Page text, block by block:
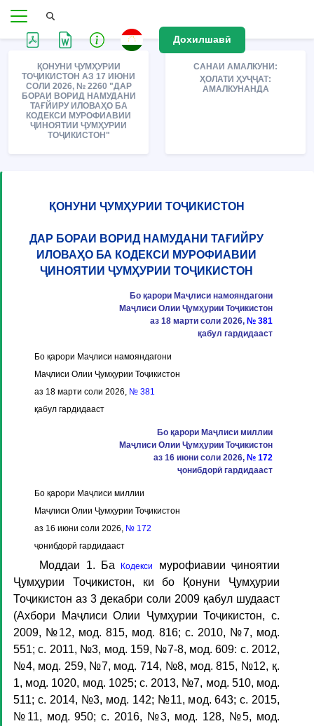
Дохилшавӣ
ҚОНУНИ ҶУМҲУРИИ
ТОҶИКИСТОН АЗ 17 ИЮНИ
СОЛИ 2026, № 2260 "ДАР
БОРАИ ВОРИД НАМУДАНИ
ТАҒЙИРУ ИЛОВАҲО БА
КОДЕКСИ МУРОФИАВИИ
ҶИНОЯТИИ ҶУМҲУРИИ
ТОҶИКИСТОН"
САНАИ АМАЛКУНИ:
ҲОЛАТИ ҲУҶҶАТ:
АМАЛКУНАНДА
ҚОНУНИ ҶУМҲУРИИ ТОҶИКИСТОН
ДАР БОРАИ ВОРИД НАМУДАНИ ТАҒИЙРУ
ИЛОВАҲО БА КОДЕКСИ МУРОФИАВИИ
ҶИНОЯТИИ ҶУМҲУРИИ ТОҶИКИСТОН
Бо қарори Маҷлиси намояндагони
Маҷлиси Олии Ҷумҳурии Тоҷикистон
аз 18 марти соли 2026, № 381
қабул гардидааст
Бо қарори Маҷлиси намояндагони
Маҷлиси Олии Ҷумҳурии Тоҷикистон
аз 18 марти соли 2026, № 381
қабул гардидааст
Бо қарори Маҷлиси миллии
Маҷлиси Олии Ҷумҳурии Тоҷикистон
аз 16 июни соли 2026, № 172
ҷонибдорӣ гардидааст
Бо қарори Маҷлиси миллии
Маҷлиси Олии Ҷумҳурии Тоҷикистон
аз 16 июни соли 2026, № 172
ҷонибдорӣ гардидааст
Моддаи 1. Ба Кодекси
мурофиавии ҷиноятии
Ҷумҳурии Тоҷикистон, ки бо Қонуни Ҷумҳурии
Тоҷикистон аз 3 декабри соли 2009 қабул шудааст
(Ахбори Маҷлиси Олии Ҷумҳурии Тоҷикистон, с.
2009, №12, мод. 815, мод. 816; с. 2010, №7, мод.
551; с. 2011, №3, мод. 159, №7-8, мод. 609: с. 2012,
№4, мод. 259, №7, мод. 714, №8, мод. 815, №12, қ.
1, мод. 1020, мод. 1025; с. 2013, №7, мод. 510, мод.
511; с. 2014, №3, мод. 142; №11, мод. 643; с. 2015,
№11, мод. 950; с. 2016, №3, мод. 128, №5, мод.